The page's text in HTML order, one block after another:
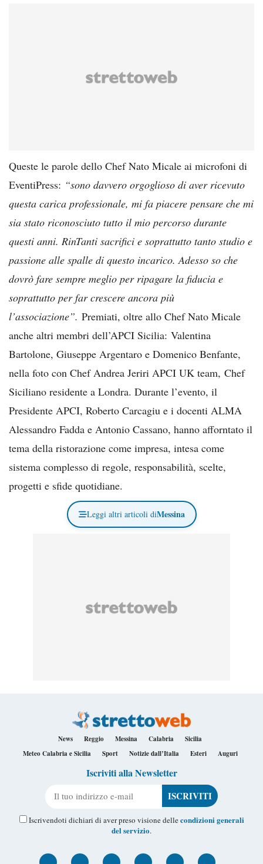
Queste le parole dello Chef Nato Micale ai microfoni di
EventiPress: “sono davvero orgoglioso di aver ricevuto
questa carica professionale, mi fa piacere pensare che mi
sia stato riconosciuto tutto il mio percorso durante
questi anni. RinTanti sacrifici e soprattutto tanto studio e
passione alle spalle di questo incarico. Adesso so che
dovrò fare sempre meglio per ripagare la fiducia e
soprattutto per far crescere ancora più
l’associazione”. Premiati, oltre allo Chef Nato Micale
anche altri membri dell’APCI Sicilia: Valentina
Bartolone, Giuseppe Argentaro e Domenico Benfante,
nella foto con Chef Andrea Jeriri APCI UK team, Chef
Siciliano residente a Londra. Durante l’evento, il
Presidente APCI, Roberto Carcagiu e i docenti ALMA
Alessandro Fadda e Antonio Cassano, hanno afforntato il
tema della ristorazione come impresa, intesa come
sistema complesso di regole, responsabilità, scelte,
progetti e sfide quotidiane.
Leggi altri articoli diMessina
News Reggio Messina Calabria
Sicilia
Meteo Calabria e Sicilia
Sport Notizie dall’Italia Esteri Auguri
Iscriviti alla Newsletter
Iscrivendoti dichiari di aver preso visione dellecondizioni generali
del servizio.